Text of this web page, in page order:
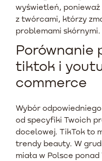
wyświetleń,
z twórcami, którzy
problemami skórnymi.
tiktok i
commerce
Wybór
od specyfiki Twoich
docelowej. TikTok to
trendy beauty. W
miała w Polsce ponad